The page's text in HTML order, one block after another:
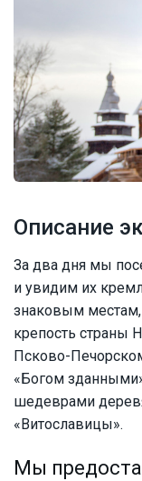
Описание
За два дня мы
и увидим их
знаковым местам,
крепость страны
Псково-
«Богом
шедеврами
«Витославицы».
Мы